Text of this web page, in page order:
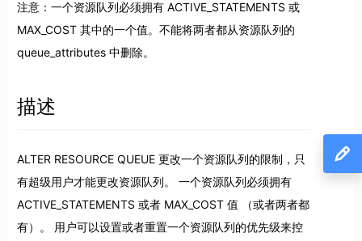
注意：一个资源队列必须拥有 ACTIVE_STATEMENTS 或
MAX_COST 其中的一个值。不能将两者都从资源队列的
queue_attributes 中删除。
描述
ALTER RESOURCE QUEUE 更改一个资源队列的限制，只
有超级用户才能更改资源队列。 一个资源队列必须拥有
ACTIVE_STATEMENTS 或者 MAX_COST 值 （或者两者都
有）。 用户可以设置或者重置一个资源队列的优先级来控